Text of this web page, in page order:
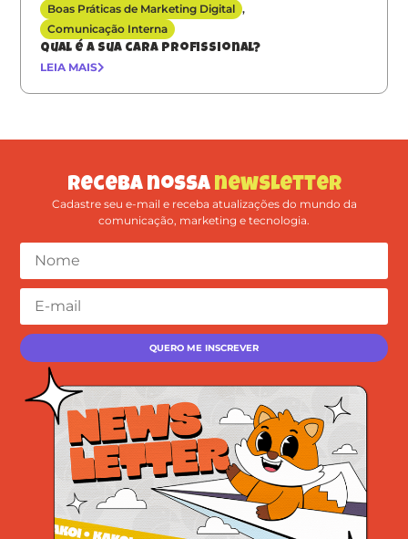
Boas Práticas de Marketing Digital ,
Comunicação Interna
Qual é a sua cara profissional?
LEIA MAIS
Receba nossa newsletter
Cadastre seu e-mail e receba atualizações do mundo da
comunicação, marketing e tecnologia.